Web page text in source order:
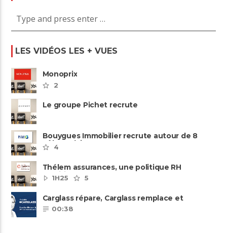
LES VIDÉOS LES + VUES
Monoprix
2
Le groupe Pichet recrute
Bouygues Immobilier recrute autour de 8
pôles métiers
4
Thélem assurances, une politique RH
ambitieuse
1H25 5
Carglass répare, Carglass remplace et
Carglass embauche également.
00:38